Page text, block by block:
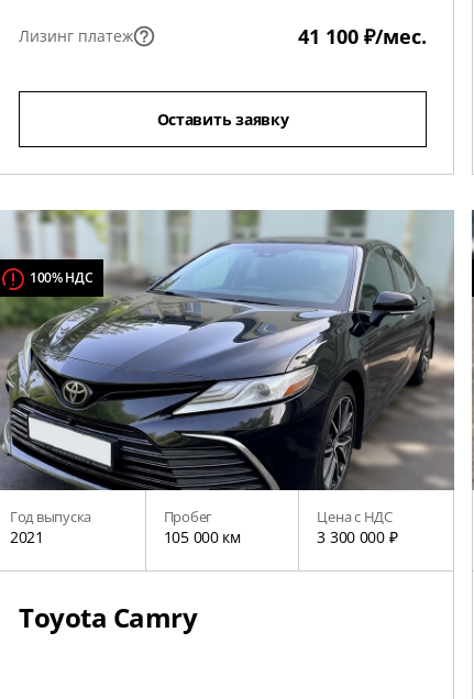
Лизинг платеж 41 100 ₽/мес.
Оставить заявку
100% НДС
Год выпуска
2021
Пробег
105 000 км
Цена с НДС
3 300 000 ₽
Toyota Camry